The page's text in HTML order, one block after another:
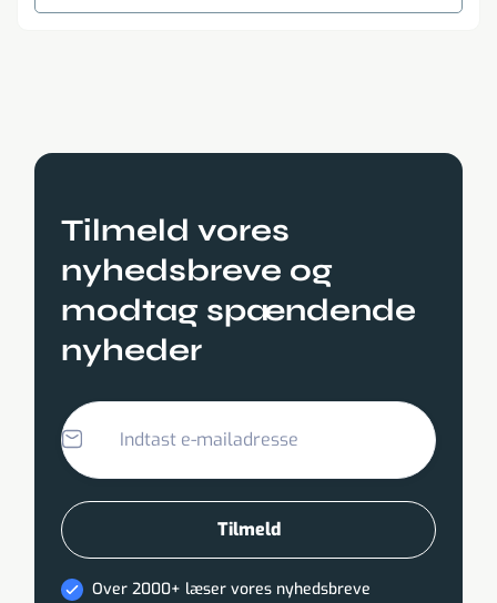
Tilmeld vores
nyhedsbreve og
modtag spændende
nyheder
Over 2000+ læser vores nyhedsbreve